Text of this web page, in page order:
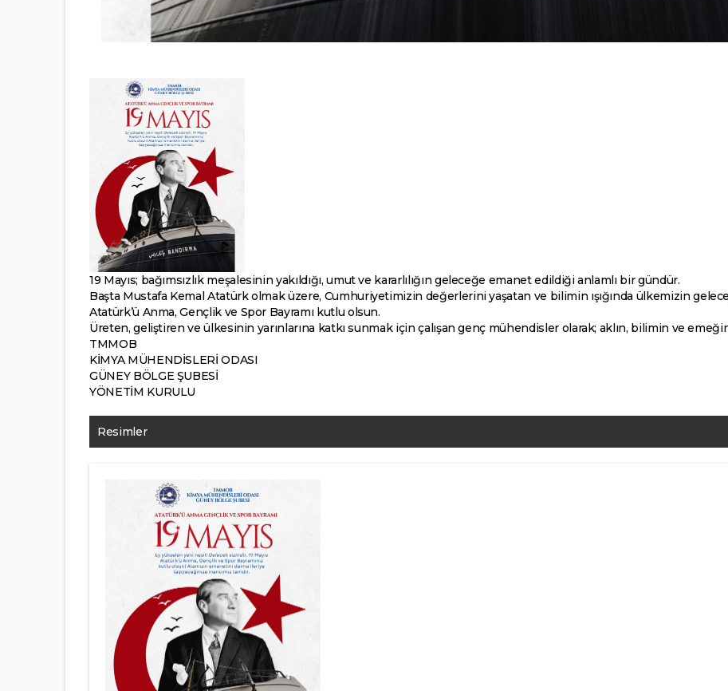
19 Mayıs; bağımsızlık meşalesinin yakıldığı, umut ve kararlılığın geleceğe emanet edildiği anlamlı bir gündür.
Başta Mustafa Kemal Atatürk olmak üzere, Cumhuriyetimizin değerlerini yaşatan ve bilimin ışığında ülkemizin
Atatürk’ü Anma, Gençlik ve Spor Bayramı kutlu olsun.
Üreten, geliştiren ve ülkesinin yarınlarına katkı sunmak için çalışan genç mühendisler olarak; aklın, bilimin ve
TMMOB
KİMYA MÜHENDİSLERİ ODASI
GÜNEY BÖLGE ŞUBESİ
YÖNETİM KURULU
Resimler